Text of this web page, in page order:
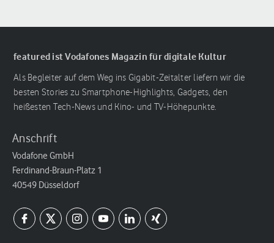
featured ist Vodafones Magazin für digitale Kultur
Als Begleiter auf dem Weg ins Gigabit-Zeitalter liefern wir die
besten Stories zu Smartphone-Highlights, Gadgets, den
heißesten Tech-News und Kino- und TV-Höhepunkte.
Anschrift
Vodafone GmbH
Ferdinand-Braun-Platz 1
40549 Düsseldorf